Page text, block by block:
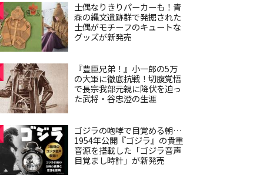
土偶なりきりパーカーも！青
森の縄文遺跡群で発掘された
土偶がモチーフのキュートな
グッズが新発売
『豊臣兄弟！』小一郎の5万
の大軍に徹底抗戦！切腹覚悟
で長宗我部元親に降伏を迫っ
た武将・谷忠澄の生涯
ゴジラの咆哮で目覚める朝…
1954年公開『ゴジラ』の貴重
音源を搭載した「ゴジラ音声
目覚まし時計」が新発売